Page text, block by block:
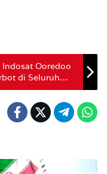
Indosat Ooredoo
di Seluruh